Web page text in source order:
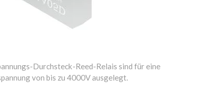
Durchsteck-Reed-Relais sind für eine
von bis zu 4000V ausgelegt.